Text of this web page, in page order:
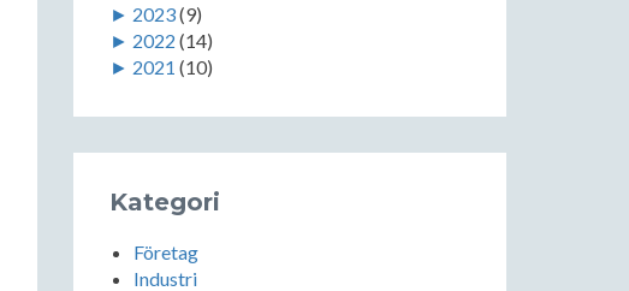
► 2023(9)
► 2022 (14)
► 2021 (10)
Kategori
Företag
Industri